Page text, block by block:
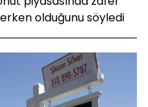
olduğunu söyledi